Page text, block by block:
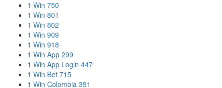
1 Win 750
1 Win 801
1 Win 802
1 Win 909
1 Win 918
1 Win App 299
1 Win App Login 447
1 Win Bet 715
1 Win Colombia 391